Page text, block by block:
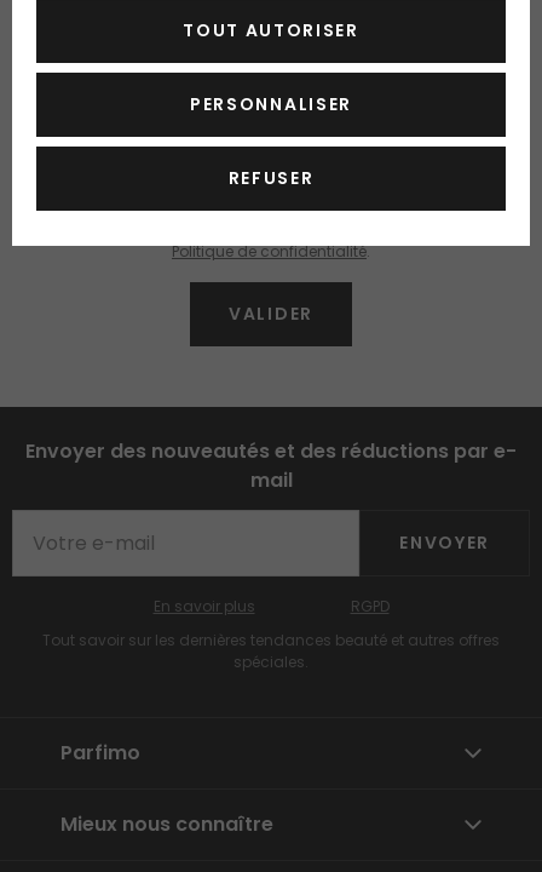
En soumettant cette demande d'inscription, j'acceptele traitement
Politique de confidentialité.
Envoyer des nouveautés et des réductions par e-
mail
ENVOYER
Tout savoir sur les dernières tendances beauté et autres offres
spéciales.
En savoir plus RGPD
Parfimo
Mieux nous connaître
TOUT AUTORISER
PERSONNALISER
REFUSER